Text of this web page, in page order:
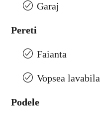
Garaj
Pereti
Faianta
Vopsea lavabila
Podele